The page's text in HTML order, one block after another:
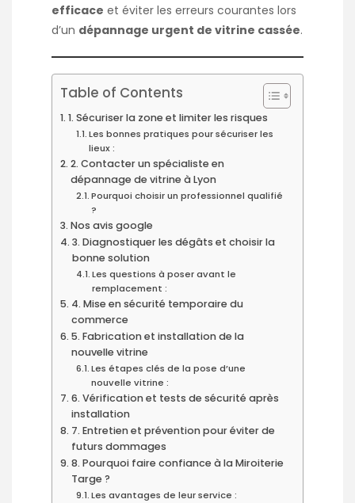
efficace et éviter les erreurs courantes lors
d’un dépannage urgent de vitrine cassée.
Table of Contents
1. Sécuriser la zone et limiter les risques
Les bonnes pratiques pour sécuriser les
lieux :
2. Contacter un spécialiste en
dépannage de vitrine à Lyon
Pourquoi choisir un professionnel qualifié
?
Nos avis google
3. Diagnostiquer les dégâts et choisir la
bonne solution
Les questions à poser avant le
remplacement :
4. Mise en sécurité temporaire du
commerce
5. Fabrication et installation de la
nouvelle vitrine
Les étapes clés de la pose d’une
nouvelle vitrine :
6. Vérification et tests de sécurité après
installation
7. Entretien et prévention pour éviter de
futurs dommages
8. Pourquoi faire confiance à la Miroiterie
Targe ?
Les avantages de leur service :